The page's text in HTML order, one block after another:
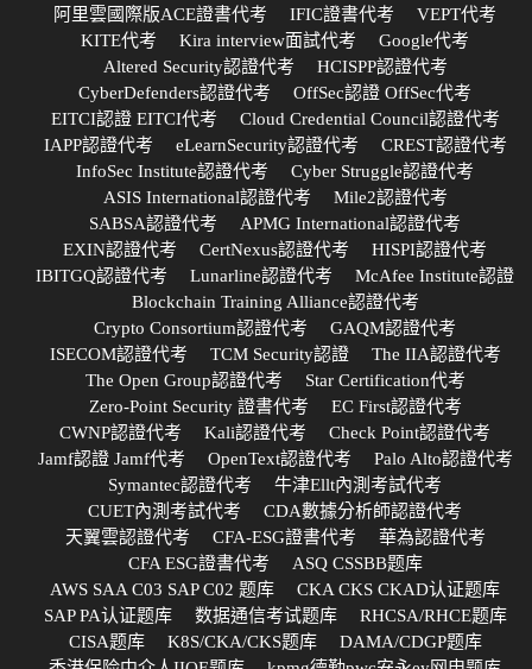
阿里雲國際版ACE證書代考
IFIC證書代考
VEPT代考
KITE代考
Kira interview面試代考
Google代考
Altered Security認證代考
HCISPP認證代考
CyberDefenders認證代考
OffSec認證 OffSec代考
EITCI認證 EITCI代考
Cloud Credential Council認證代考
IAPP認證代考
eLearnSecurity認證代考
CREST認證代考
InfoSec Institute認證代考
Cyber Struggle認證代考
ASIS International認證代考
Mile2認證代考
SABSA認證代考
APMG International認證代考
EXIN認證代考
CertNexus認證代考
HISPI認證代考
IBITGQ認證代考
Lunarline認證代考
McAfee Institute認證
Blockchain Training Alliance認證代考
Crypto Consortium認證代考
GAQM認證代考
ISECOM認證代考
TCM Security認證
The IIA認證代考
The Open Group認證代考
Star Certification代考
Zero-Point Security 證書代考
EC First認證代考
CWNP認證代考
Kali認證代考
Check Point認證代考
Jamf認證 Jamf代考
OpenText認證代考
Palo Alto認證代考
Symantec認證代考
牛津Ellt內測考試代考
CUET內測考試代考
CDA數據分析師認證代考
天翼雲認證代考
CFA-ESG證書代考
華為認證代考
CFA ESG證書代考
ASQ CSSBB题库
AWS SAA C03 SAP C02 题库
CKA CKS CKAD认证题库
SAP PA认证题库
数据通信考试题库
RHCSA/RHCE题库
CISA题库
K8S/CKA/CKS题库
DAMA/CDGP题库